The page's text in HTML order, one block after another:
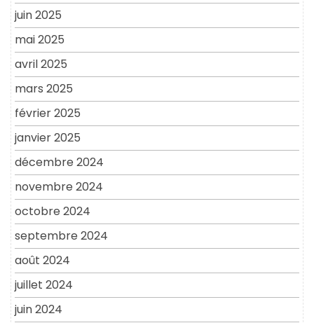
juin 2025
mai 2025
avril 2025
mars 2025
février 2025
janvier 2025
décembre 2024
novembre 2024
octobre 2024
septembre 2024
août 2024
juillet 2024
juin 2024